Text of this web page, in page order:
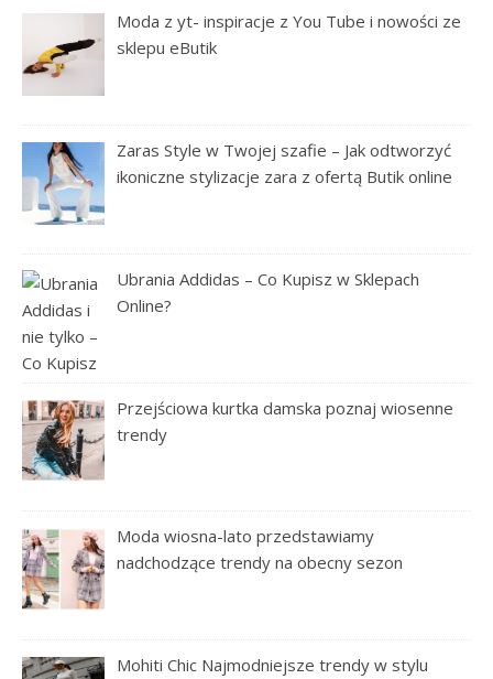
Moda z yt- inspiracje z You Tube i nowości ze
sklepu eButik
Zaras Style w Twojej szafie – Jak odtworzyć
ikoniczne stylizacje zara z ofertą Butik online
Ubrania Addidas – Co Kupisz w Sklepach
Online?
Przejściowa kurtka damska poznaj wiosenne
trendy
Moda wiosna-lato przedstawiamy
nadchodzące trendy na obecny sezon
Mohiti Chic Najmodniejsze trendy w stylu